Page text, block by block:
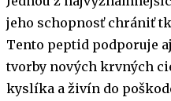
jeho schopnosť chrániť
Tento peptid podporuje
tvorby nových krvných
kyslíka a živín do